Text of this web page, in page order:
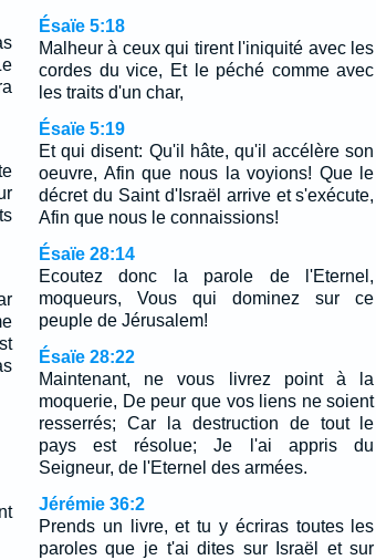
Ésaïe 5:18
Malheur à ceux qui tirent l'iniquité avec les
cordes du vice, Et le péché comme avec
les traits d'un char,
Ésaïe 5:19
Et qui disent: Qu'il hâte, qu'il accélère son
oeuvre, Afin que nous la voyions! Que le
décret du Saint d'Israël arrive et s'exécute,
Afin que nous le connaissions!
Ésaïe 28:14
Ecoutez donc la parole de l'Eternel,
moqueurs, Vous qui dominez sur ce
peuple de Jérusalem!
Ésaïe 28:22
Maintenant, ne vous livrez point à la
moquerie, De peur que vos liens ne soient
resserrés; Car la destruction de tout le
pays est résolue; Je l'ai appris du
Seigneur, de l'Eternel des armées.
Jérémie 36:2
Prends un livre, et tu y écriras toutes les
paroles que je t'ai dites sur Israël et sur